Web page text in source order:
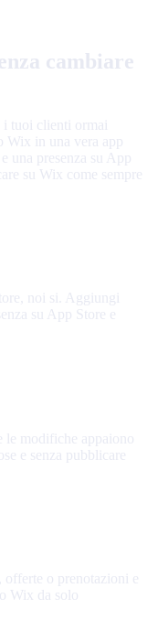
cambiare
tuoi clienti ormai
Wix in una vera app
una presenza su App
su Wix come sempre
noi si. Aggiungi
su App Store e
le modifiche appaiono
e senza pubblicare
o prenotazioni e
Wix da solo